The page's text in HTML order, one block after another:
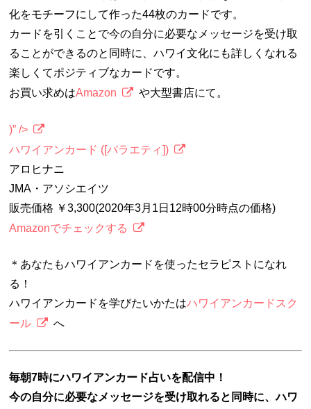
化をモチーフにして作った44枚のカードです。
カードを引くことで今の自分に必要なメッセージを受け取
ることができるのと同時に、ハワイ文化にも詳しくなれる
楽しくてポジティブなカードです。
お買い求めはAmazon や大型書店にて。
)” />
ハワイアンカード ([バラエティ])
アロヒナニ
JMA・アソシエイツ
販売価格 ￥3,300(2020年3月1日12時00分時点の価格)
Amazonでチェックする
＊あなたもハワイアンカードを使ったセラピストになれ
る！
ハワイアンカードを学びたいかたはハワイアンカードスク
ール
へ
毎朝7時にハワイアンカード占いを配信中！
今の自分に必要なメッセージを受け取れると同時に、ハワ